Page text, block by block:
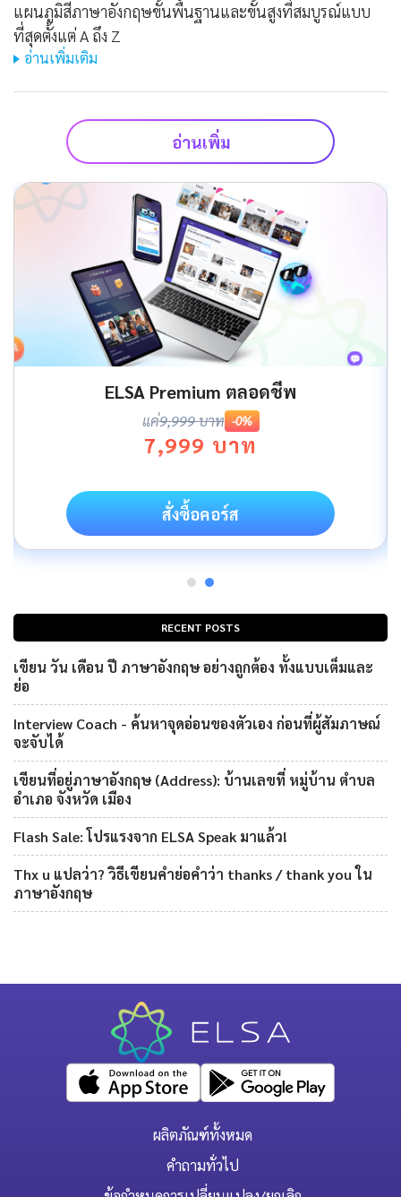
แผนภูมิสีภาษาอังกฤษขั้นพื้นฐานและขั้นสูงที่สมบูรณ์แบบ
ที่สุดตั้งแต่ A ถึง Z
อ่านเพิ่มเติม
อ่านเพิ่ม
RECENT POSTS
เขียน วัน เดือน ปี ภาษาอังกฤษ อย่างถูกต้อง ทั้งแบบเต็มและ
ย่อ
Interview Coach - ค้นหาจุดอ่อนของตัวเอง ก่อนที่ผู้สัมภาษณ์
จะจับได้
เขียนที่อยู่ภาษาอังกฤษ (Address): บ้านเลขที่ หมู่บ้าน ตำบล
อำเภอ จังหวัด เมือง
Flash Sale: โปรแรงจาก ELSA Speak มาแล้ว!
Thx u แปลว่า? วิธีเขียนคำย่อคำว่า thanks / thank you ใน
ภาษาอังกฤษ
ELSA Premium ตลอดชีพ
แค่9,999 บาท -0%
7,999 บาท
สั่งซื้อคอร์ส
ผลิตภัณฑ์ทั้งหมด
คำถามทั่วไป